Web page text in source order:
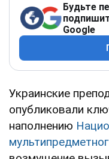
Будьте
Google
Украинские
опубликовали
наполнению